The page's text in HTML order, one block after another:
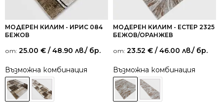
МОДЕРЕН КИЛИМ - ИРИС 084
БЕЖОВ
от: 25.00 € / 48.90 лв./ бр.
Възможна комбинация
МОДЕРЕН КИЛИМ - ЕСТЕР 2325
БЕЖОВ/ОРАНЖЕВ
от: 23.52 € / 46.00 лв./ бр.
Възможна комбинация